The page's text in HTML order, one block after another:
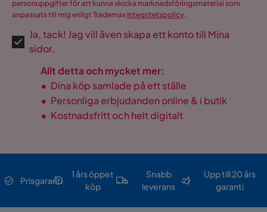
personuppgifter för att kunna skicka marknadsföringsmaterial som
anpassats till mig enligt Trademax Integritetspolicy.
Ja, tack! Jag vill även skapa ett konto till Mina
sidor.
Allt detta och mycket mer:
• Dina köp samlade på ett ställe
• Personliga erbjudanden online & i butik
• Kostnadsfritt och helt digitalt
Prisgaranti
1 års öppet
köp
Snabb
leverans
Upp till 20 års
garanti